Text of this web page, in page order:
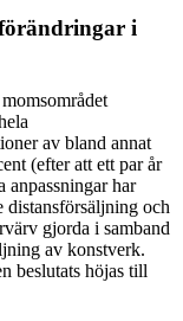
i
av bland annat
(efter att ett par år
anpassningar har
distansförsäljning och
gjorda i samband
av konstverk.
beslutats höjas till